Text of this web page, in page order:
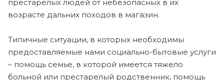
престарелых людей от небезопасных в их
возрасте дальних походов в магазин.
Типичные ситуации, в которых необходимы
предоставляемые нами социально-бытовые услуги
– помощь семье, в которой имеется тяжело
больной или престарелый родственник, помощь